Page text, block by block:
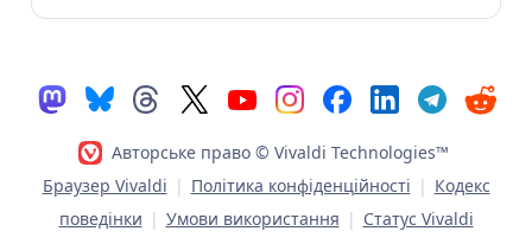
Авторське право © Vivaldi Technologies™
Браузер Vivaldi | Політика конфіденційності | Кодекс
поведінки | Умови використання | Статус Vivaldi